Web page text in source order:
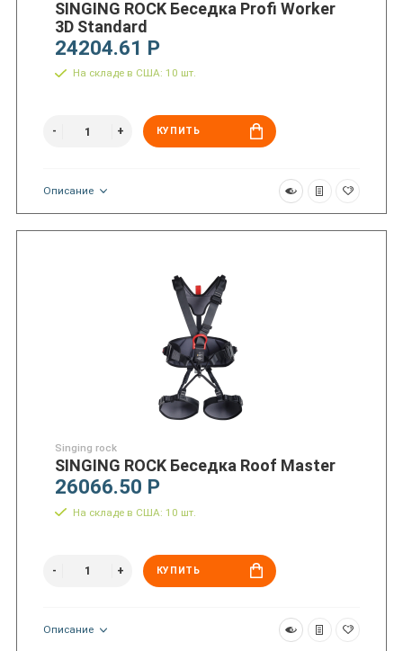
SINGING ROCK Беседка Profi Worker
3D Standard
24204.61 Р
На складе в США: 10 шт.
КУПИТЬ
Описание
Singing rock
SINGING ROCK Беседка Roof Master
26066.50 Р
На складе в США: 10 шт.
КУПИТЬ
Описание